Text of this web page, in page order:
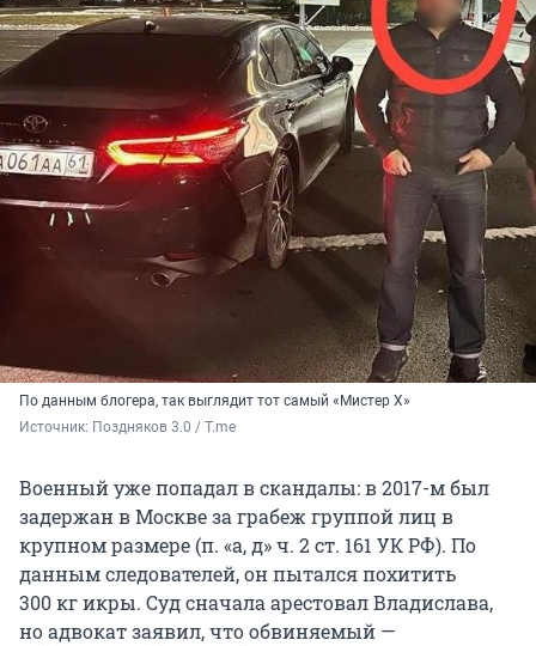
По данным блогера, так выглядит тот самый «Мистер Х»
Источник: Поздняков 3.0 / T.me
Военный уже попадал в скандалы: в 2017-м был
задержан в Москве за грабеж группой лиц в
крупном размере (п. «а, д» ч. 2 ст. 161 УК РФ). По
данным следователей, он пытался похитить
300 кгикры. Суд сначала арестовал Владислава,
но адвокат заявил, что обвиняемый —